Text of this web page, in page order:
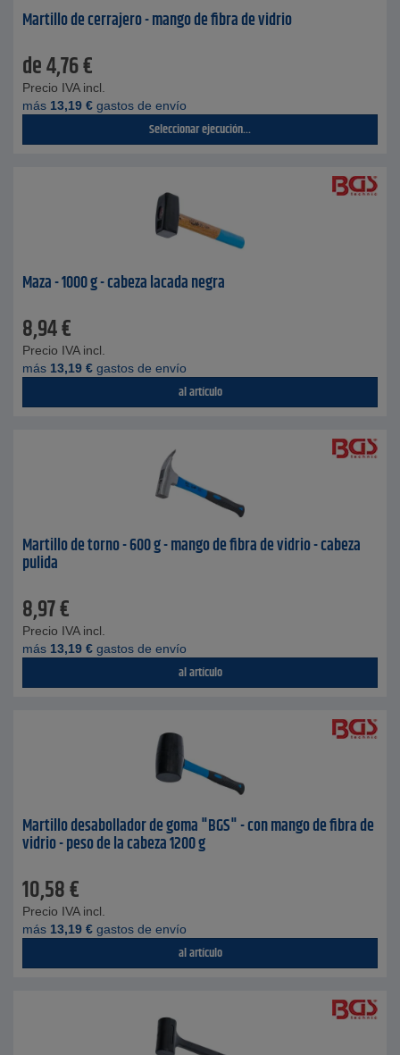
Martillo de cerrajero - mango de fibra de vidrio
de4,76€
Precio IVA incl.
más 13,19 € gastos de envío
Seleccionar ejecución...
Maza - 1000 g - cabeza lacada negra
8,94€
Precio IVA incl.
más 13,19 € gastos de envío
al artículo
Martillo de torno - 600 g - mango de fibra de vidrio - cabeza
pulida
8,97€
Precio IVA incl.
más 13,19 € gastos de envío
al artículo
Martillo desabollador de goma "BGS" - con mango de fibra de
vidrio - peso de la cabeza 1200 g
10,58€
Precio IVA incl.
más 13,19 € gastos de envío
al artículo